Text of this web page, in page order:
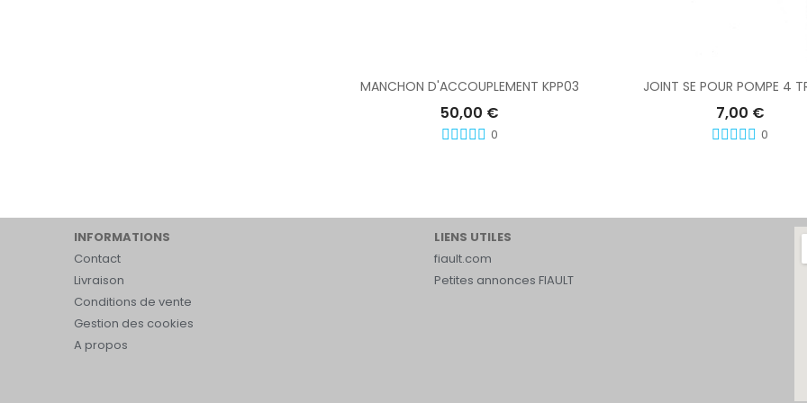
MANCHON D'ACCOUPLEMENT KPP03
50,00 €
0
JOINT SE POUR POMPE 4
7,00 €
0
INFORMATIONS
Contact
Livraison
Conditions de vente
Gestion des cookies
A propos
LIENS UTILES
fiault.com
Petites annonces FIAULT